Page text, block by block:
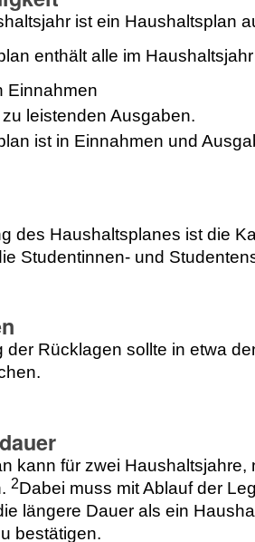
ist ein Haushaltsplan
enthält alle im Haushaltsjahr
Einnahmen
leistenden Ausgaben.
ist in Einnahmen und
des Haushaltsplanes ist die
Studentinnen- und
der Rücklagen sollte in etwa
kann für zwei Haushaltsjahre,
2Dabei muss mit Ablauf der
längere Dauer als ein
bestätigen.